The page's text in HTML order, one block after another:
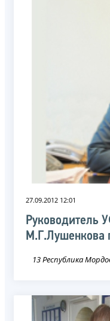
27.09.2012 12:01
Руководитель
М.Г.Лушенкова
13 Республика